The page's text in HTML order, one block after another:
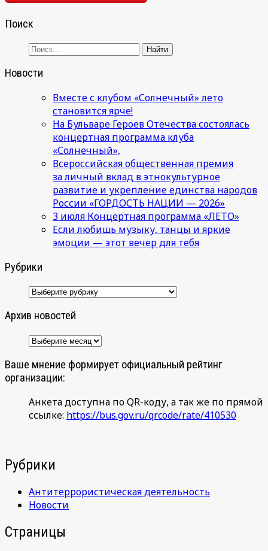
Поиск
Новости
Вместе с клубом «Солнечный» лето
становится ярче!
На Бульваре Героев Отечества состоялась
концертная программа клуба
«Солнечный»,
Всероссийская общественная премия
за личный вклад в этнокультурное
развитие и укрепление единства народов
России «ГОРДОСТЬ НАЦИИ — 2026»
3 июля Концертная программа «ЛЕТО»
Если любишь музыку, танцы и яркие
эмоции — этот вечер для тебя
Рубрики
Рубрики
Архив новостей
Архив
Ваше мнение формирует официальный рейтинг
организации:
Анкета доступна по QR-коду, а так же по прямой
ссылке: https://bus.gov.ru/qrcode/rate/410530
Рубрики
Антитеррористическая деятельность
Новости
Страницы